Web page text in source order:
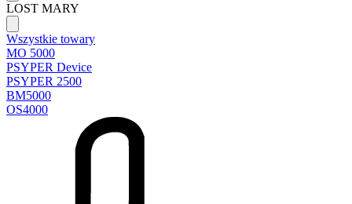
LOST MARY
Wszystkie towary
MO 5000
PSYPER Device
PSYPER 2500
BM5000
OS4000